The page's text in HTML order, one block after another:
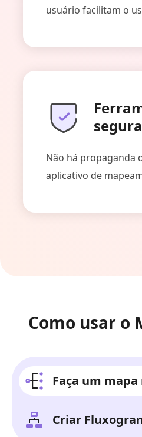
usuário facilitam o
segura
Não há propaganda
aplicativo de
Como usar o
Faça um
Criar